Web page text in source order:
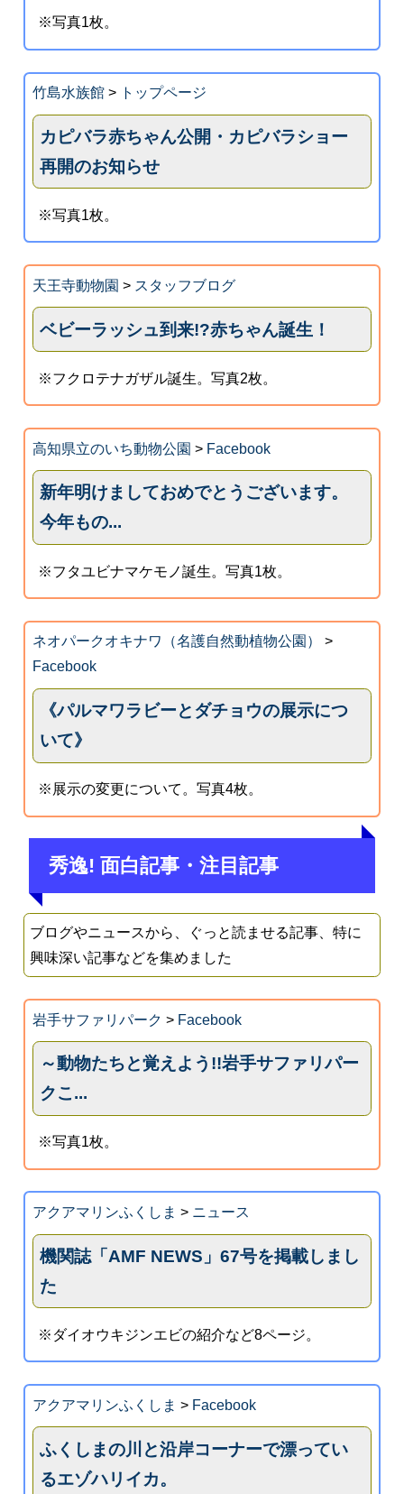
※写真1枚。
竹島水族館> トップページ
カピバラ赤ちゃん公開・カピバラショー
再開のお知らせ
※写真1枚。
天王寺動物園 > スタッフブログ
ベビーラッシュ到来!?赤ちゃん誕生！
※フクロテナガザル誕生。写真2枚。
高知県立のいち動物公園 > Facebook
新年明けましておめでとうございます。
今年もの...
※フタユビナマケモノ誕生。写真1枚。
ネオパークオキナワ（名護自然動植物公園）
>
Facebook
《パルマワラビーとダチョウの展示につ
いて》
※展示の変更について。写真4枚。
秀逸! 面白記事・注目記事
ブログやニュースから、ぐっと読ませる記事、特に
興味深い記事などを集めました
岩手サファリパーク > Facebook
～動物たちと覚えよう!!岩手サファリパー
クこ...
※写真1枚。
アクアマリンふくしま > ニュース
機関誌「AMF NEWS」67号を掲載しまし
た
※ダイオウキジンエビの紹介など8ページ。
アクアマリンふくしま > Facebook
ふくしまの川と沿岸コーナーで漂ってい
るエゾハリイカ。